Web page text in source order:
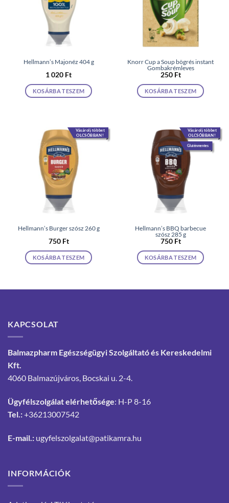
Hellmann’s Majonéz 404 g
1 020 Ft
KOSÁRBA TESZEM
Knorr Cup a Soup bögrés instant
Gombakrémleves
250 Ft
KOSÁRBA TESZEM
Vásárolj többet
OLCSÓBBAN!
Hellmann’s Burger szósz 260 g
750 Ft
KOSÁRBA TESZEM
Vásárolj többet
OLCSÓBBAN!
Gluténmentes
Hellmann’s BBQ barbecue
szósz 285 g
750 Ft
KOSÁRBA TESZEM
KAPCSOLAT
Balmazpharm Egészségügyi Szolgáltató és Kereskedelmi
Kft.
4060 Balmazújváros, Bocskai u. 2-4.
Ügyfélszolgálat elérhetősége: H-P 8-16
Tel.:+36213007542
E-mail.: ugyfelszolgalat@patikamra.hu
INFORMÁCIÓK